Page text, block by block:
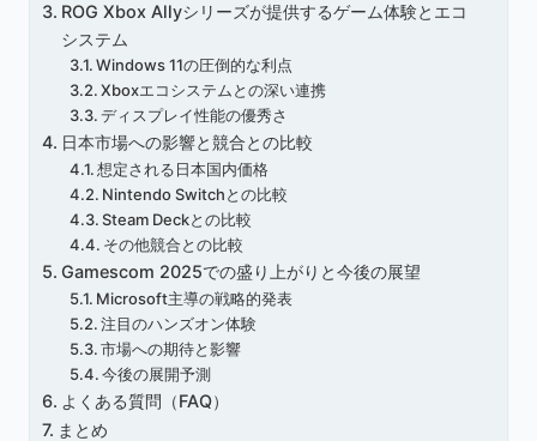
ROG Xbox Allyシリーズが提供するゲーム体験とエコ
システム
Windows 11の圧倒的な利点
Xboxエコシステムとの深い連携
ディスプレイ性能の優秀さ
日本市場への影響と競合との比較
想定される日本国内価格
Nintendo Switchとの比較
Steam Deckとの比較
その他競合との比較
Gamescom 2025での盛り上がりと今後の展望
Microsoft主導の戦略的発表
注目のハンズオン体験
市場への期待と影響
今後の展開予測
よくある質問（FAQ）
まとめ